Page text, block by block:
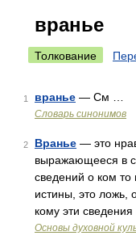
вранье
Толкование
1 вранье — См …
Словарь синонимов
2 Вранье — это
выражающееся в
сведений о ком
истины, это ложь,
кому эти
Основы духовной